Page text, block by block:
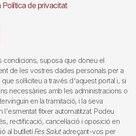
Política de privacitat
suposa que doneu el
de les vostres dades personals per a
sol·liciteu a través d'aquest portal i, si
necessàries amb les administracions o
en la tramitació, i la seva
l'esmentat fitxer automatitzat. Podeu
rectificació, cancel·lació i oposició en
al butlletí Fes Salutadreçant-vos per